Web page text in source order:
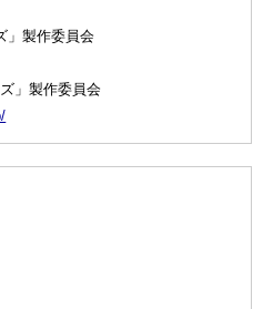
」製作委員会
」製作委員会